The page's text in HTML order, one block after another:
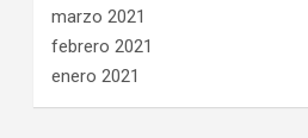
marzo 2021
febrero 2021
enero 2021